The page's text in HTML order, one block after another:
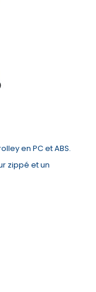
en PC et ABS.
zippé et un